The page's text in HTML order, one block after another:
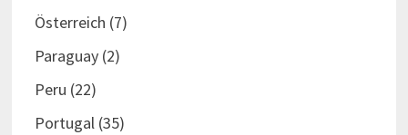
Österreich (7)
Paraguay(2)
Peru (22)
Portugal (35)